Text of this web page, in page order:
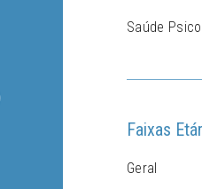
Saúde
Faixas
Geral